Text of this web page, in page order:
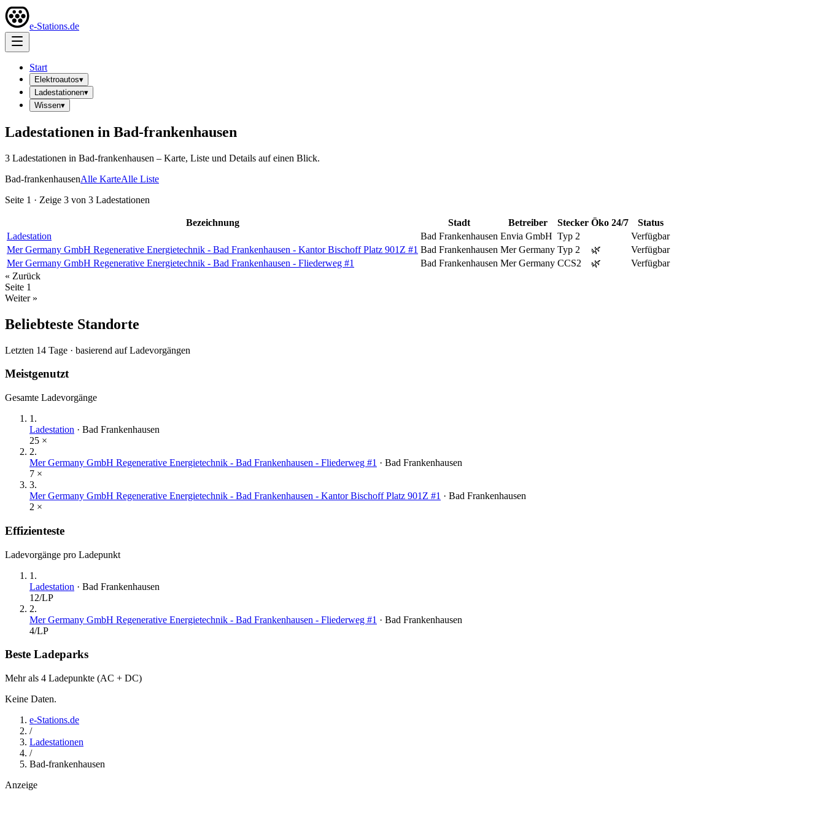
e-Stations.de
Start
Elektroautos▾
Ladestationen▾
Wissen▾
Ladestationen in Bad-frankenhausen
3 Ladestationen in Bad-frankenhausen – Karte, Liste und Details auf einen Blick.
Bad-frankenhausenAlle KarteAlle Liste
Seite 1 · Zeige 3 von 3 Ladestationen
Bezeichnung Stadt Betreiber Stecker Öko 24/7
Status
Ladestation
Bad Frankenhausen Envia GmbH Typ 2
Verfügbar
Mer Germany GmbH Regenerative Energietechnik - Bad Frankenhausen - Kantor Bischoff Platz 901Z #1 Bad Frankenhausen Mer Germany Typ 2 🌿
Verfügbar
Mer Germany GmbH Regenerative Energietechnik - Bad Frankenhausen - Fliederweg #1
Bad Frankenhausen Mer Germany CCS2 🌿
Verfügbar
« Zurück
Seite 1
Weiter »
Beliebteste Standorte
Letzten 14 Tage · basierend auf Ladevorgängen
Meistgenutzt
Gesamte Ladevorgänge
1 .
Ladestation · Bad Frankenhausen
25 ×
2.
Mer Germany GmbH Regenerative Energietechnik - Bad Frankenhausen - Fliederweg #1 · Bad Frankenhausen
7 ×
3.
Mer Germany GmbH Regenerative Energietechnik - Bad Frankenhausen - Kantor Bischoff Platz 901Z #1 · Bad Frankenhausen
2 ×
Effizienteste
Ladevorgänge pro Ladepunkt
1 .
Ladestation · Bad Frankenhausen
12/LP
2.
Mer Germany GmbH Regenerative Energietechnik - Bad Frankenhausen - Fliederweg #1 · Bad Frankenhausen
4/LP
Beste Ladeparks
Mehr als 4 Ladepunkte (AC + DC)
Keine Daten.
e-Stations.de
/
Ladestationen
/
Bad-frankenhausen
Anzeige